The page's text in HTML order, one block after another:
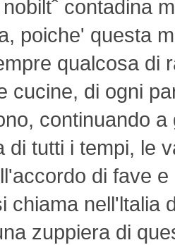
contadina
poiche' questa
qualcosa di
cucine, di ogni
continuando
di tutti i tempi, le
di fave
chiama nell'ltalia
zuppiera di